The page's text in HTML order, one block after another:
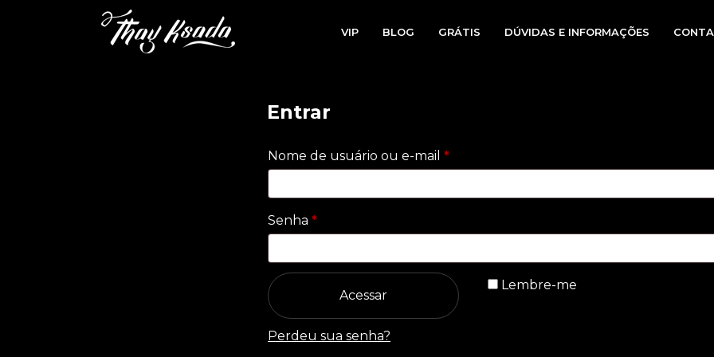
VIP BLOG GRÁTIS DÚVIDAS E INFORMAÇÕES
Entrar
Nome de usuário ou e-mail *Obrigatório
Senha *Obrigatório
Lembre-me
Acessar
Perdeu sua senha?